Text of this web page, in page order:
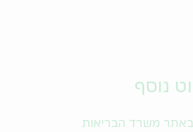
נוסף
באתר משרד הבריאות